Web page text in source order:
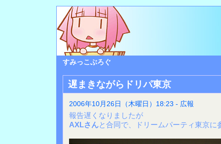
すみっこぶろぐ
遅まきながらドリパ東京
2006年10月26日（木曜日）18:23 - 広報
報告遅くなりましたが
AXLさんと合同で、ドリームパーティ東京に